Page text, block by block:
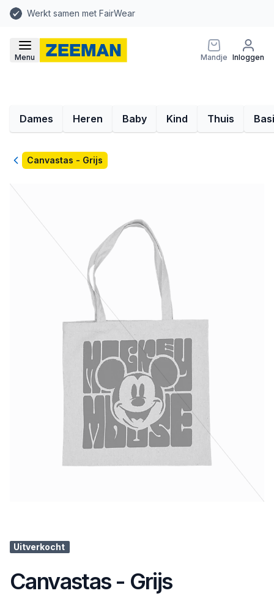
Werkt samen met FairWear
Menu Mandje Inloggen
Dames Heren Baby Kind Thuis
TerugCanvastas - Grijs
Uitverkocht
Canvastas - Grijs